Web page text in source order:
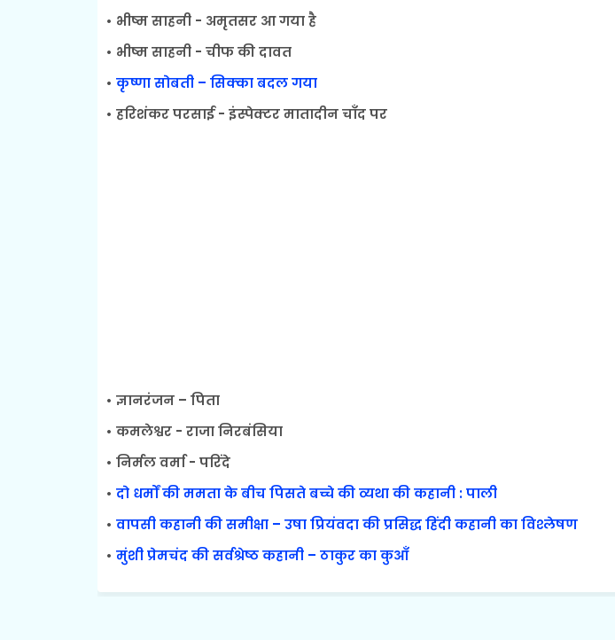
• भीष्म साहनी - अमृतसर आ गया है
• भीष्म साहनी - चीफ की दावत
• कृष्णा सोबती – सिक्का बदल गया
• हरिशंकर परसाई - इंस्पेक्टर मातादीन चाँद पर
• ज्ञानरंजन – पिता
• कमलेश्वर - राजा निरबंसिया
• निर्मल वर्मा - परिंदे
• दो धर्मों की ममता के बीच पिसते बच्चे की व्यथा की कहानी : पाली
• वापसी कहानी की समीक्षा – उषा प्रियंवदा की प्रसिद्ध हिंदी कहानी का विश्लेषण
• मुंशी प्रेमचंद की सर्वश्रेष्ठ कहानी – ठाकुर का कुआँ